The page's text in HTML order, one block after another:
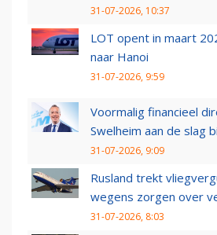
31-07-2026, 10:37
LOT opent in maart
naar Hanoi
31-07-2026, 9:59
Voormalig financieel
Swelheim aan de slag
31-07-2026, 9:09
Rusland trekt
wegens zorgen over
31-07-2026, 8:03